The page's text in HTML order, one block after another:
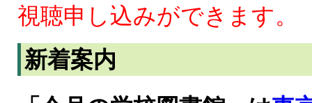
視聴申し込みができます。
新着案内